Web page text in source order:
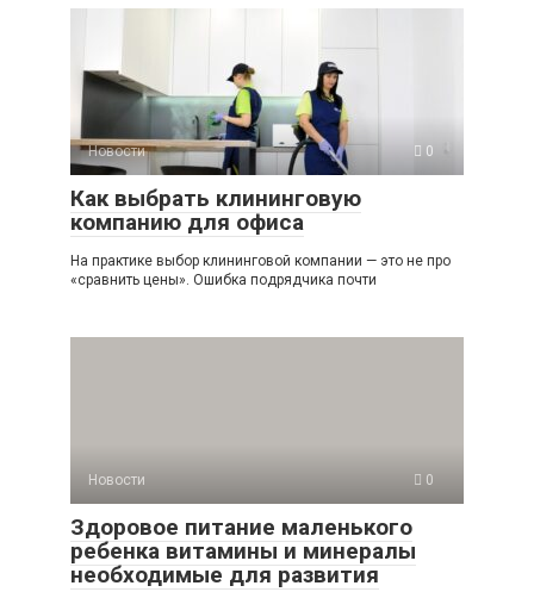
Новости 0
Как выбрать клининговую
компанию для офиса
На практике выбор клининговой компании — это не про
«сравнить цены». Ошибка подрядчика почти
Новости 0
Здоровое питание маленького
ребенка витамины и минералы
необходимые для развития